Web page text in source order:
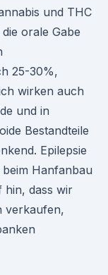
und THC
orale Gabe
25-30%,
wirken auch
und in
Bestandteile
Epilepsie
Hanfanbau
hin, dass wir
verkaufen,